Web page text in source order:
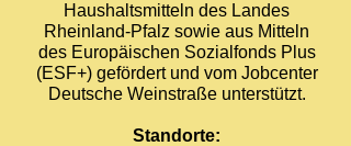
Haushaltsmitteln des Landes
Rheinland-Pfalz sowie aus Mitteln
des Europäischen Sozialfonds Plus
(ESF+) gefördert und vom Jobcenter
Deutsche Weinstraße unterstützt.
Standorte: